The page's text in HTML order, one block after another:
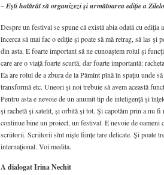
– Eşti hotărât să organizezi şi următoarea ediţie a
Despre un festival se spune că există abia odată cu ediţia
încerca să mai fac o ediţie şi poate să mă retrag, să las
din asta. E foarte important să ne cunoaştem rolul şi
care are o viaţă foarte scurtă, dar foarte importantă:
Ea are rolul de a zbura de la Pămînt pînă în spaţiu unde
transformă etc. Uneori şi noi trebuie să avem această
Pentru asta e nevoie de un anumit tip de inteligenţă şi
şi rachetă şi satelit, şi orbită şi tot. Şi capotăm prin a nu fi
continue bine un proiect, un festival. E nevoie de oameni
scriitorii. Scriitorii sînt nişte fiinţe tare delicate. Şi poate
internaţional. Voi medita.
A dialogat Irina Nechit